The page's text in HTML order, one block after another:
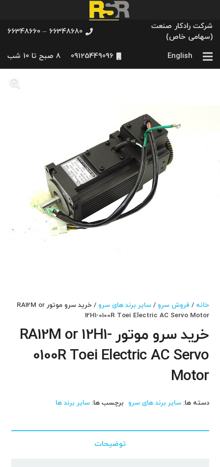
شرکت رادکار صنعت
(سهامی خاص)
66348680 – 66348660
English
09125449096 8 صبح تا 10 شب
خانه / فروش سرو /سایر برند های سرو
/ خرید سرو موتور RA12M or
12H1-0100R Toei Electric AC Servo Motor
خرید سرو موتور RA12M or 12H1-
0100R Toei Electric AC Servo
Motor
دسته ها:سایر برند های سرو برچسب ها: سایر برند ها
توضیحات